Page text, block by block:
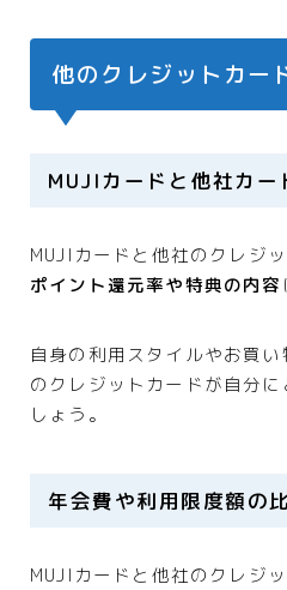
他のクレジットカー
MUJIカードと他社カー
MUJIカードと他社のクレジ
ポイント還元率や特典の内容
自身の利用スタイルやお買
のクレジットカードが自分
しょう。
年会費や利用限度額の
MUJIカードと他社のクレジ